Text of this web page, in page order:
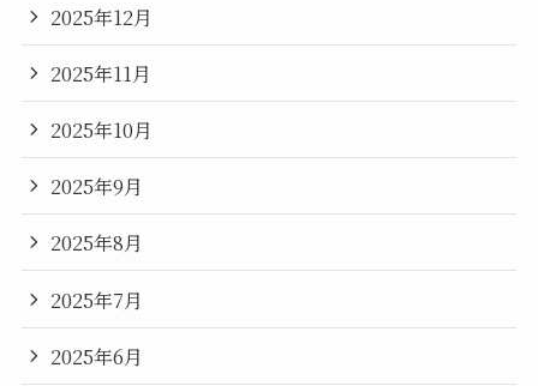
2025年12月
2025年11月
2025年10月
2025年9月
2025年8月
2025年7月
2025年6月